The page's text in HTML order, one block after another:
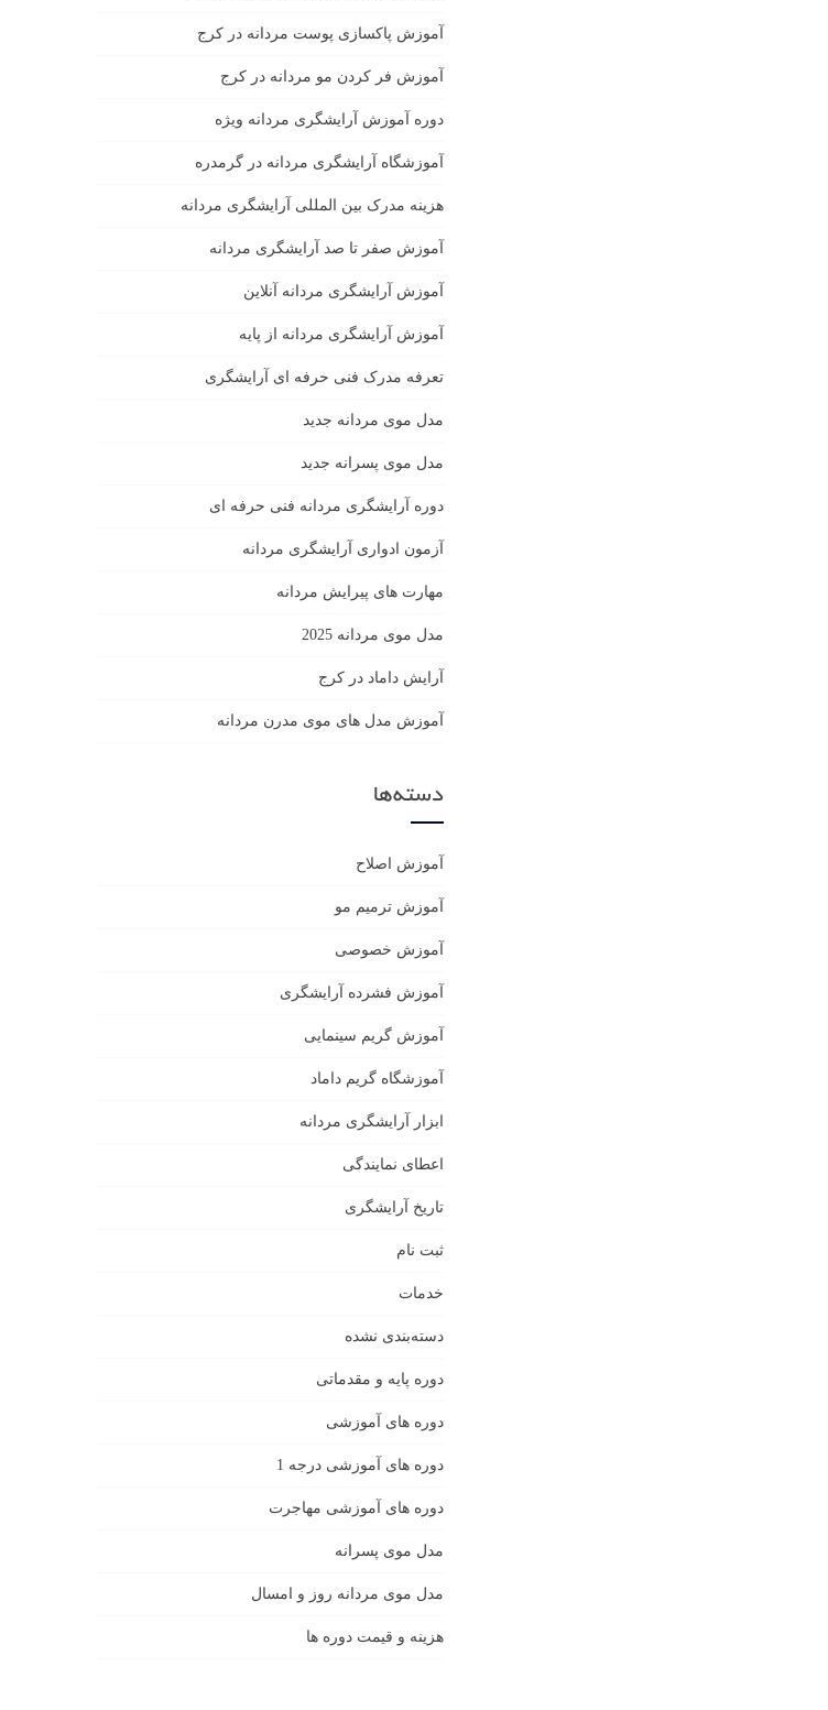
آموزش پاکسازی پوست مردانه در کرج
آموزش فر کردن مو مردانه در کرج
دوره آموزش آرایشگری مردانه ویژه
آموزشگاه آرایشگری مردانه در گرمدره
هزینه مدرک بین المللی آرایشگری مردانه
آموزش صفر تا صد آرایشگری مردانه
آموزش آرایشگری مردانه آنلاین
آموزش آرایشگری مردانه از پایه
تعرفه مدرک فنی حرفه ای آرایشگری
مدل موی مردانه جدید
مدل موی پسرانه جدید
دوره آرایشگری مردانه فنی حرفه ای
آزمون ادواری آرایشگری مردانه
مهارت های پیرایش مردانه
مدل موی مردانه 2025
آرایش داماد در کرج
آموزش مدل های موی مدرن مردانه
دسته‌ها
آموزش اصلاح
آموزش ترمیم مو
آموزش خصوصی
آموزش فشرده آرایشگری
آموزش گریم سینمایی
آموزشگاه گریم داماد
ابزار آرایشگری مردانه
اعطای نمایندگی
تاریخ آرایشگری
ثبت نام
خدمات
دسته‌بندی نشده
دوره پایه و مقدماتی
دوره های آموزشی
دوره های آموزشی درجه 1
دوره های آموزشی مهاجرت
مدل موی پسرانه
مدل موی مردانه روز و امسال
هزینه و قیمت دوره ها